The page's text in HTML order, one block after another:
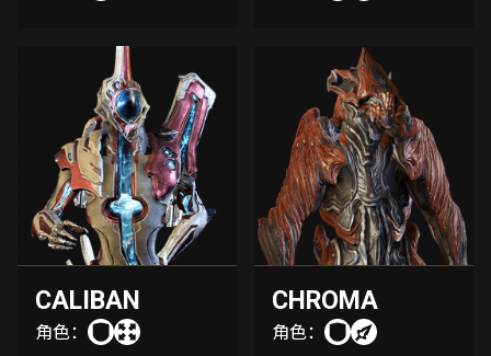
CALIBAN
角色：
CHROMA
角色：